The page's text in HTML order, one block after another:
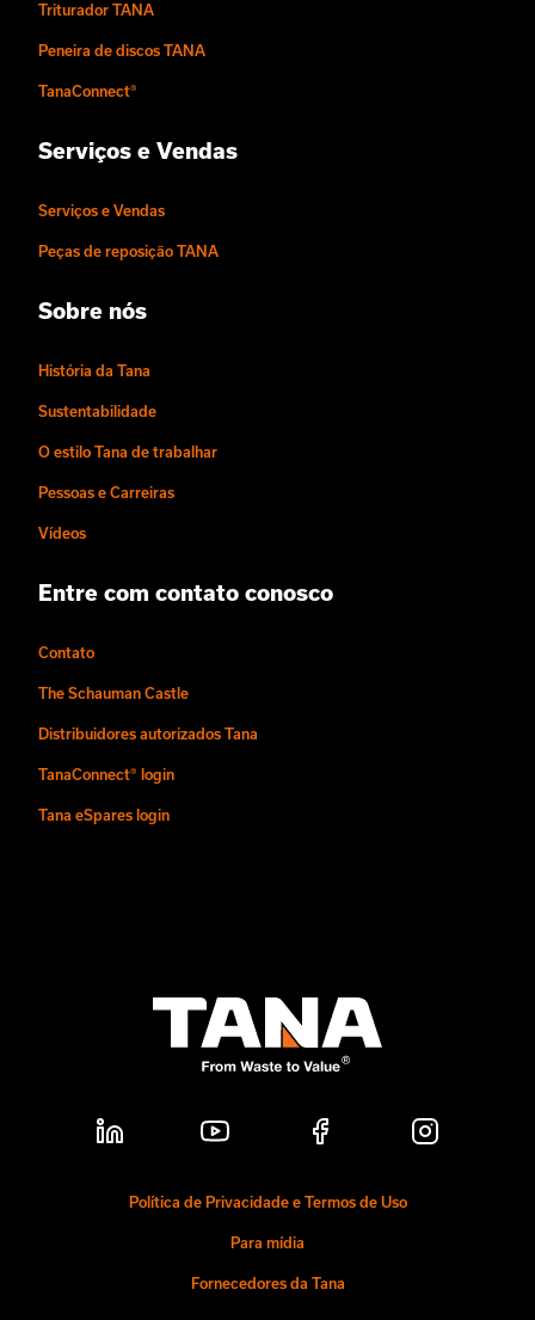
Triturador TANA
Peneira de discos TANA
TanaConnect®
Serviços e Vendas
Serviços e Vendas
Peças de reposição TANA
Sobre nós
História da Tana
Sustentabilidade
O estilo Tana de trabalhar
Pessoas e Carreiras
Vídeos
Entre com contato conosco
Contato
The Schauman Castle
Distribuidores autorizados Tana
TanaConnect® login
Tana eSpares login
Política de Privacidade e Termos de Uso
Para mídia
Fornecedores da Tana